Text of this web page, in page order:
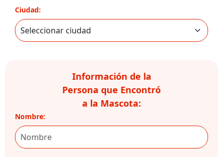
Ciudad:
Información de la
Persona que Encontró
a la Mascota:
Nombre: